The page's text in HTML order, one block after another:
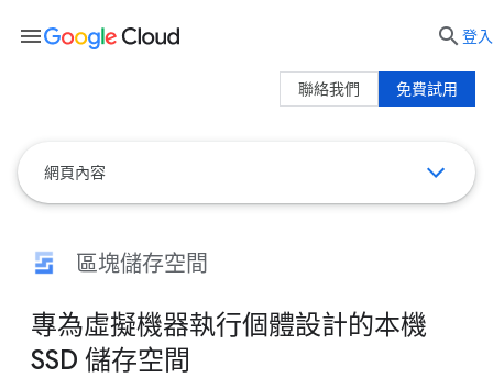
網頁內容
區塊儲存空間
專為虛擬機器執行個體設計的本機
SSD 儲存空間
menu  登入
免費試用
聯絡我們